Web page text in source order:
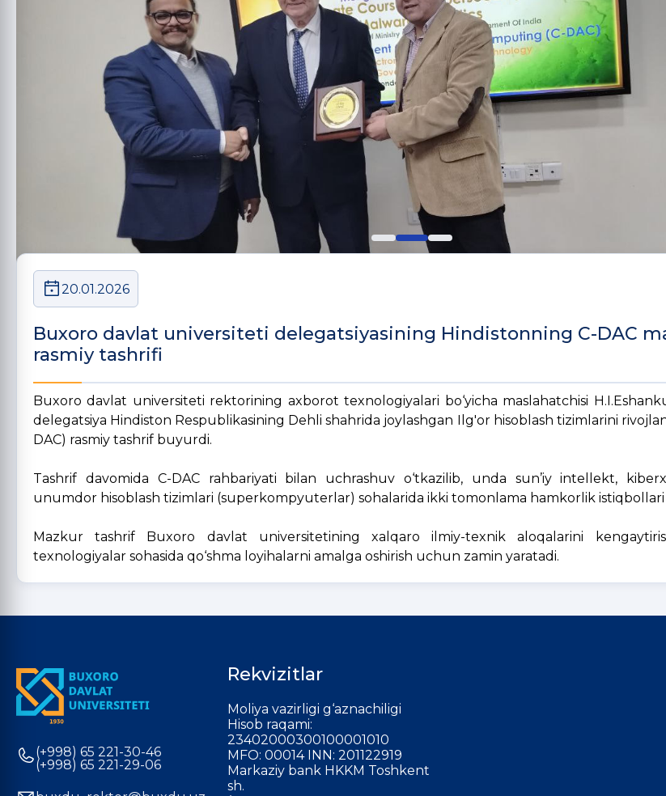
20.01.2026
Buxoro davlat universiteti delegatsiyasining Hindistonning C-DAC
rasmiy tashrifi
Buxoro davlat universiteti rektorining axborot texnologiyalari bo‘yicha maslahatchisi
delegatsiya Hindiston Respublikasining Dehli shahrida joylashgan Ilg'or hisoblash tizimlarini
DAC) rasmiy tashrif buyurdi.
Tashrif davomida C-DAC rahbariyati bilan uchrashuv o‘tkazilib, unda sun’iy intellekt,
unumdor hisoblash tizimlari (superkompyuterlar) sohalarida ikki tomonlama hamkorlik
Mazkur tashrif Buxoro davlat universitetining xalqaro ilmiy-texnik aloqalarini
texnologiyalar sohasida qo‘shma loyihalarni amalga oshirish uchun zamin yaratadi.
(+998) 65 221-30-46
(+998) 65 221-29-06
Rekvizitlar
Moliya vazirligi g‘aznachiligi
Hisob raqami:
23402000300100001010
MFO: 00014 INN: 201122919
Markaziy bank HKKM Toshkent
sh.